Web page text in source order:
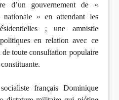
d’un gouvernement de «
nationale » en attendant les
; une amnistie
en relation avec ce
toute consultation populaire
français Dominique